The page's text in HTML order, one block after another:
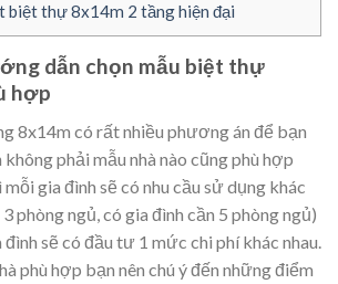
biệt thự 8x14m 2 tầng hiện đại
dẫn chọn mẫu biệt thự
hợp
8x14m có rất nhiều phương án để bạn
không phải mẫu nhà nào cũng phù hợp
gia đình sẽ có nhu cầu sử dụng khác
phòng ngủ, có gia đình cần 5 phòng ngủ)
sẽ có đầu tư 1 mức chi phí khác nhau.
phù hợp bạn nên chú ý đến những điểm